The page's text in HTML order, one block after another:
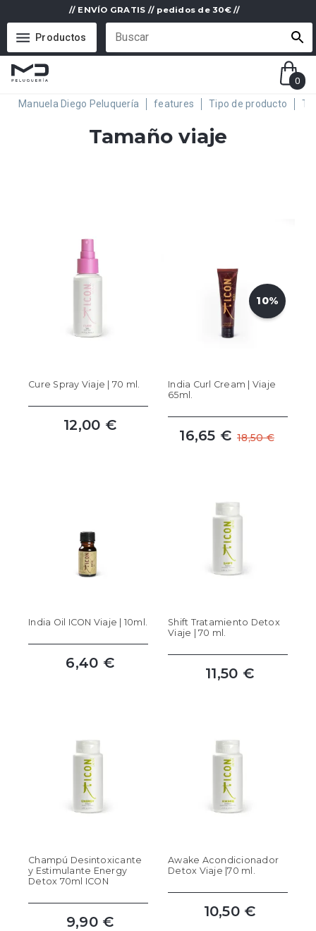
// ENVÍO GRATIS // pedidos de 30€ //
Productos
0
Manuela Diego Peluquería features Tipo de producto
Tamaño viaje
Cure Spray Viaje | 70 ml.
12,00 €
India Curl Cream | Viaje
65ml.
10%
18,50 €
16,65 €
India Oil ICON Viaje | 10ml.
6,40 €
Shift Tratamiento Detox
Viaje | 70 ml.
11,50 €
Champú Desintoxicante
y Estimulante Energy
Detox 70ml ICON
9,90 €
Awake Acondicionador
Detox Viaje |70 ml.
10,50 €